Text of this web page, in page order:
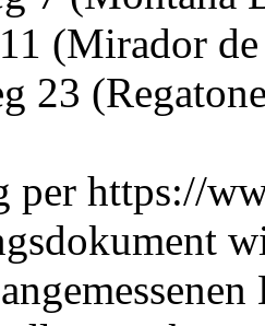
(Mirador
23
per https://